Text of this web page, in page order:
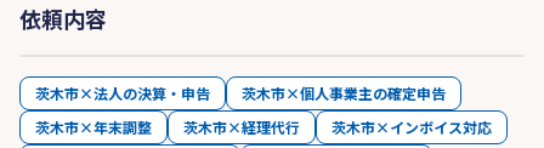
依頼内容
茨木市×法人の決算・申告
茨木市×個人事業主の確定申告
茨木市×年末調整
茨木市×経理代行
茨木市×インボイス対応